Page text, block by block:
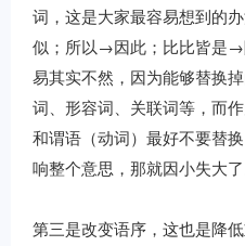
词，这是大家最容易想到的
似；所以→因此；比比皆是→
易其实不然，因为能够替换
词、形容词、关联词等，而
和谓语（动词）最好不要替
响整个意思，那就因小失大了
第三是改变语序，这也是降